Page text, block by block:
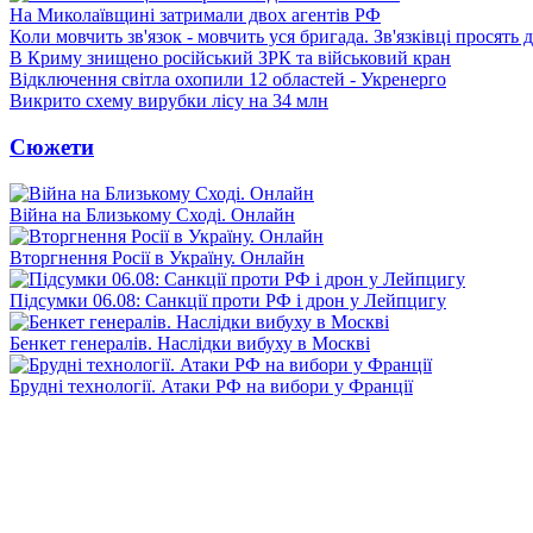
На Миколаївщині затримали двох агентів РФ
Коли мовчить зв'язок - мовчить уся бригада. Зв'язківці просять
В Криму знищено російський ЗРК та військовий кран
Відключення світла охопили 12 областей - Укренерго
Викрито схему вирубки лісу на 34 млн
Сюжети
Війна на Близькому Сході. Онлайн
Вторгнення Росії в Україну. Онлайн
Підсумки 06.08: Санкції проти РФ і дрон у Лейпцигу
Бенкет генералів. Наслідки вибуху в Москві
Брудні технології. Атаки РФ на вибори у Франції